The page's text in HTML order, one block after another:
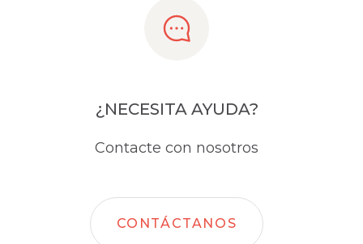
¿NECESITA AYUDA?
Contacte con nosotros
CONTÁCTANOS